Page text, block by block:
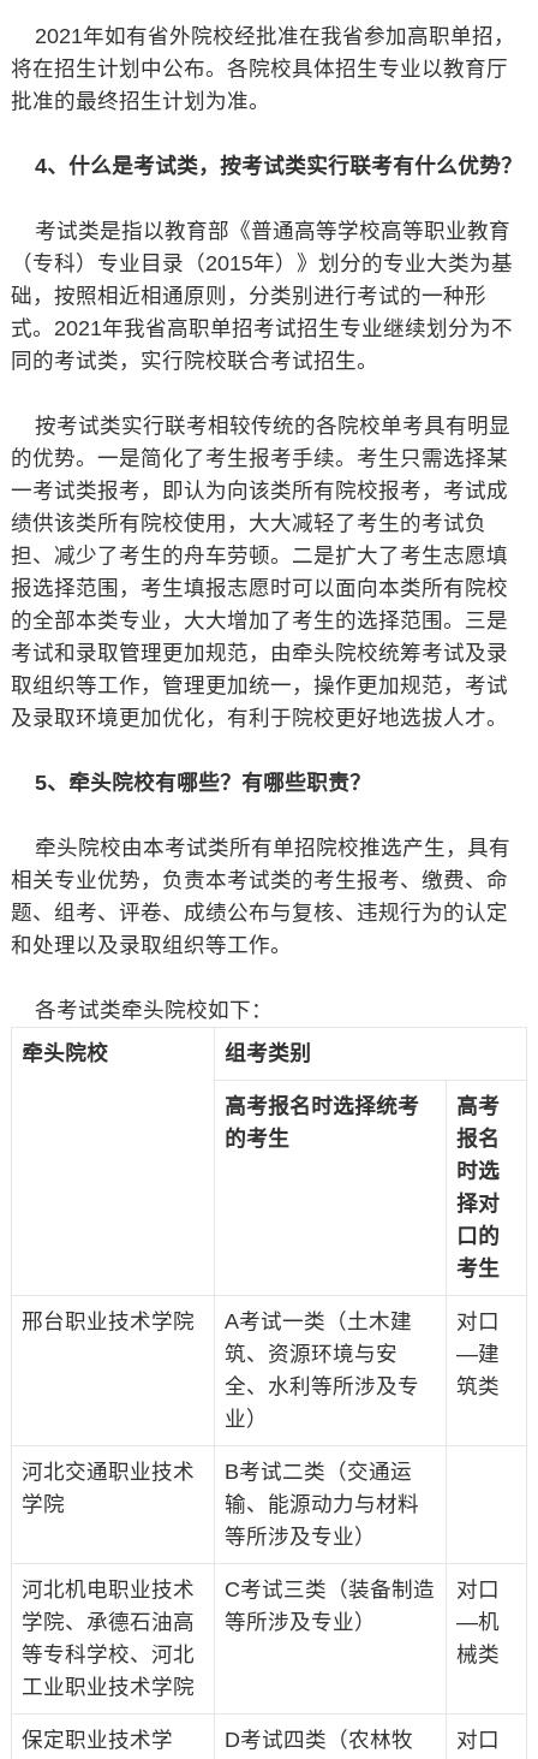
2021年如有省外院校经批准在我省参加高职单招，
将在招生计划中公布。各院校具体招生专业以教育厅
批准的最终招生计划为准。
4、什么是考试类，按考试类实行联考有什么优势？
考试类是指以教育部《普通高等学校高等职业教育
（专科）专业目录（2015年）》划分的专业大类为基
础，按照相近相通原则，分类别进行考试的一种形
式。2021年我省高职单招考试招生专业继续划分为不
同的考试类，实行院校联合考试招生。
按考试类实行联考相较传统的各院校单考具有明显
的优势。一是简化了考生报考手续。考生只需选择某
一考试类报考，即认为向该类所有院校报考，考试成
绩供该类所有院校使用，大大减轻了考生的考试负
担、减少了考生的舟车劳顿。二是扩大了考生志愿填
报选择范围，考生填报志愿时可以面向本类所有院校
的全部本类专业，大大增加了考生的选择范围。三是
考试和录取管理更加规范，由牵头院校统筹考试及录
取组织等工作，管理更加统一，操作更加规范，考试
及录取环境更加优化，有利于院校更好地选拔人才。
5、牵头院校有哪些？有哪些职责？
牵头院校由本考试类所有单招院校推选产生，具有
相关专业优势，负责本考试类的考生报考、缴费、命
题、组考、评卷、成绩公布与复核、违规行为的认定
和处理以及录取组织等工作。
各考试类牵头院校如下：
牵头院校
组考类别
高考报名时选择统考
的考生
高考
报名
时选
择对
口的
考生
邢台职业技术学院
A考试一类（土木建
筑、资源环境与安
全、水利等所涉及专
业）
对口
—建
筑类
河北交通职业技术
学院
B考试二类（交通运
输、能源动力与材料
等所涉及专业）
河北机电职业技术
学院、承德石油高
等专科学校、河北
工业职业技术学院
C考试三类（装备制造
等所涉及专业）
对口
—机
械类
保定职业技术学
D考试四类（农林牧
对口